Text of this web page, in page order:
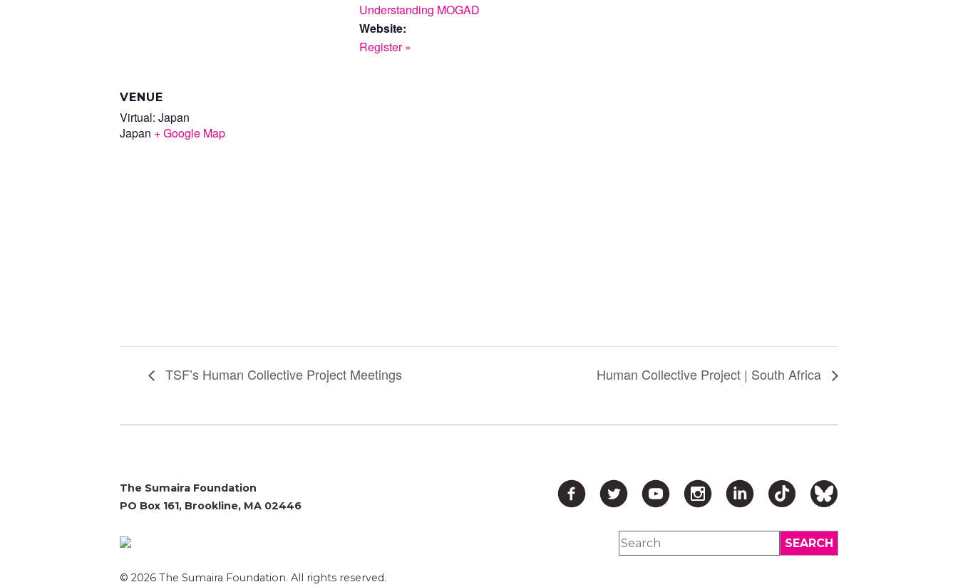
Understanding MOGAD
Website:
Register »
VENUE
Virtual: Japan
Japan + Google Map
TSF’s Human Collective Project Meetings Human Collective Project | South Africa
The Sumaira Foundation
PO Box 161, Brookline, MA 02446
© 2026 The Sumaira Foundation. All rights reserved.